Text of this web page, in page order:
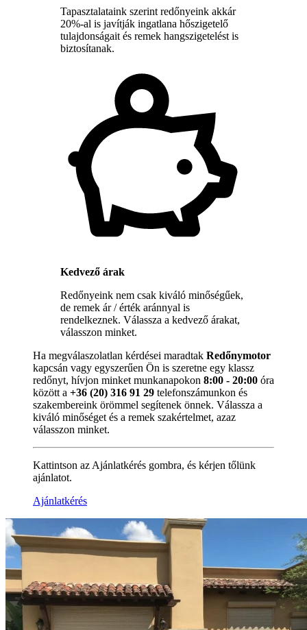
Tapasztalataink szerint redőnyeink akkár
20%-al is javítják ingatlana hőszigetelő
tulajdonságait és remek hangszigetelést is
biztosítanak.
Kedvező árak
Redőnyeink nem csak kiváló minőségűek,
de remek ár / érték aránnyal is
rendelkeznek. Válassza a kedvező árakat,
válasszon minket.
Ha megválaszolatlan kérdései maradtak Redőnymotor
kapcsán vagy egyszerűen Ön is szeretne egy klassz
redőnyt, hívjon minket munkanapokon 8:00 - 20:00 óra
között a +36 (20) 316 91 29 telefonszámunkon és
szakembereink örömmel segítenek önnek. Válassza a
kiváló minőséget és a remek szakértelmet, azaz
válasszon minket.
Kattintson az Ajánlatkérés gombra, és kérjen tőlünk
ajánlatot.
Ajánlatkérés